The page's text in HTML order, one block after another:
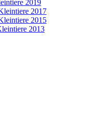
2019
2017
2015
2013